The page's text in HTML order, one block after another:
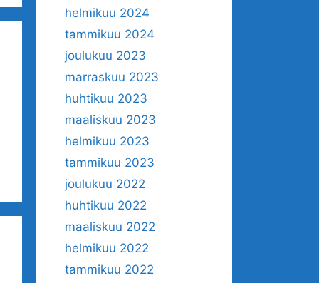
helmikuu 2024
tammikuu 2024
joulukuu 2023
marraskuu 2023
huhtikuu 2023
maaliskuu 2023
helmikuu 2023
tammikuu 2023
joulukuu 2022
huhtikuu 2022
maaliskuu 2022
helmikuu 2022
tammikuu 2022